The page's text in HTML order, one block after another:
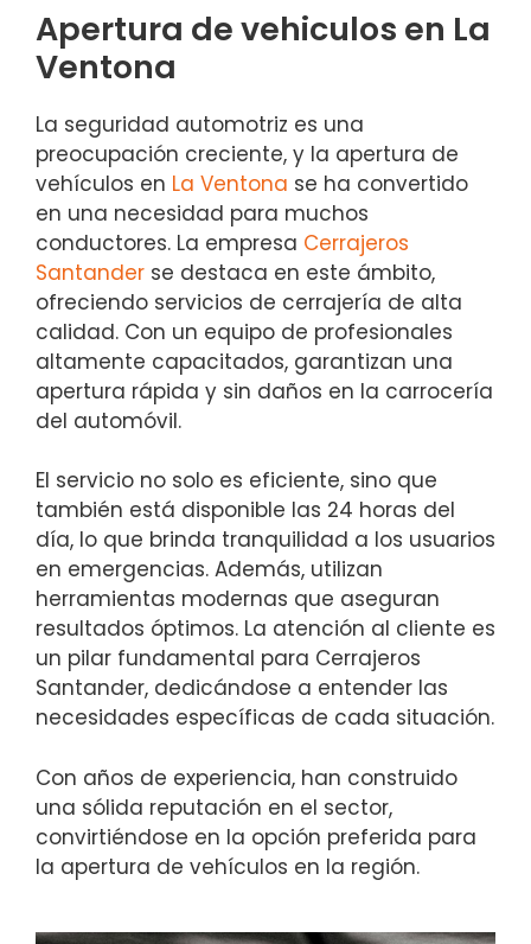
Apertura de vehiculos en La
Ventona
La seguridad automotriz es una
preocupación creciente, y la apertura de
vehículos en La Ventona se ha convertido
en una necesidad para muchos
conductores. La empresa Cerrajeros
Santander se destaca en este ámbito,
ofreciendo servicios de cerrajería de alta
calidad. Con un equipo de profesionales
altamente capacitados, garantizan una
apertura rápida y sin daños en la carrocería
del automóvil.
El servicio no solo es eficiente, sino que
también está disponible las 24 horas del
día, lo que brinda tranquilidad a los usuarios
en emergencias. Además, utilizan
herramientas modernas que aseguran
resultados óptimos. La atención al cliente es
un pilar fundamental para Cerrajeros
Santander, dedicándose a entender las
necesidades específicas de cada situación.
Con años de experiencia, han construido
una sólida reputación en el sector,
convirtiéndose en la opción preferida para
la apertura de vehículos en la región.